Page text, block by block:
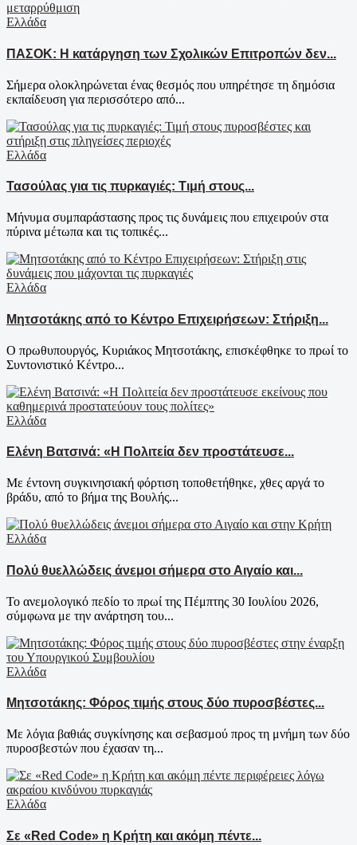
Ελλάδα
ΠΑΣΟΚ: Η κατάργηση των Σχολικών Επιτροπών δεν...
Σήμερα ολοκληρώνεται ένας θεσμός που υπηρέτησε τη δημόσια
εκπαίδευση για περισσότερο από...
Ελλάδα
Τασούλας για τις πυρκαγιές: Τιμή στους...
Μήνυμα συμπαράστασης προς τις δυνάμεις που επιχειρούν στα
πύρινα μέτωπα και τις τοπικές...
Ελλάδα
Μητσοτάκης από το Κέντρο Επιχειρήσεων: Στήριξη...
Ο πρωθυπουργός, Κυριάκος Μητσοτάκης, επισκέφθηκε το πρωί το
Συντονιστικό Κέντρο...
Ελλάδα
Ελένη Βατσινά: «Η Πολιτεία δεν προστάτευσε...
Με έντονη συγκινησιακή φόρτιση τοποθετήθηκε, χθες αργά το
βράδυ, από το βήμα της Βουλής...
Ελλάδα
Πολύ θυελλώδεις άνεμοι σήμερα στο Αιγαίο και...
Το ανεμολογικό πεδίο το πρωί της Πέμπτης 30 Ιουλίου 2026,
σύμφωνα με την ανάρτηση του...
Ελλάδα
Μητσοτάκης: Φόρος τιμής στους δύο πυροσβέστες...
Με λόγια βαθιάς συγκίνησης και σεβασμού προς τη μνήμη των δύο
πυροσβεστών που έχασαν τη...
Ελλάδα
Σε «Red Code» η Κρήτη και ακόμη πέντε...